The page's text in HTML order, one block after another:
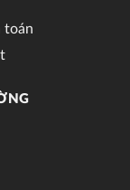
toán